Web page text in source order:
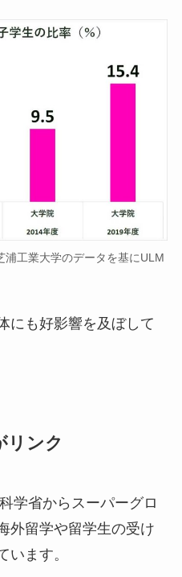
工業大学のデータを基にULM
にも好影響を及ぼして
リンク
学省からスーパーグロ
外留学や留学生の受け
います。